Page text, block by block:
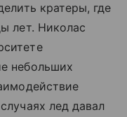
кратеры, где
лет. Николас
небольших
лед давал